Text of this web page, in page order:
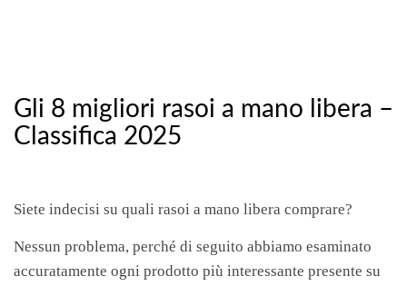
Gli 8 migliori rasoi a mano libera –
Classifica 2025
Siete indecisi su quali rasoi a mano libera comprare?
Nessun problema, perché di seguito abbiamo esaminato
accuratamente ogni prodotto più interessante presente su